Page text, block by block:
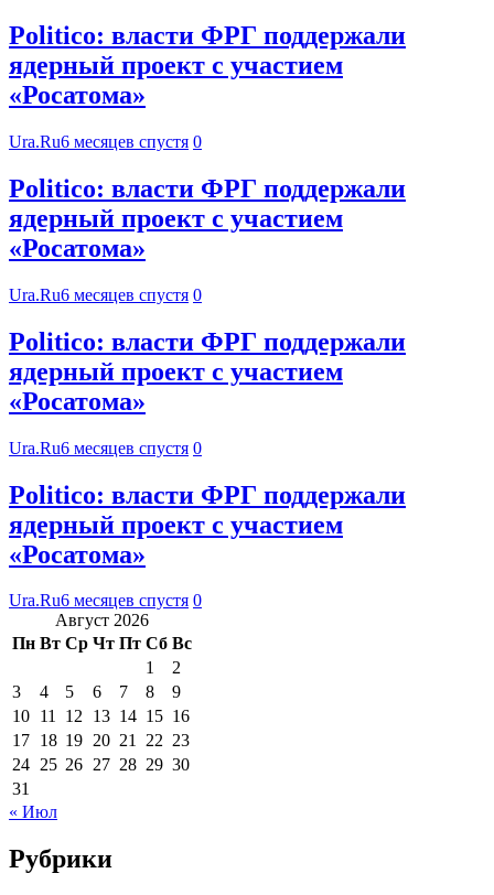
Politico: власти ФРГ поддержали
ядерный проект с участием
«Росатома»
Ura.Ru6 месяцев спустя 0
Politico: власти ФРГ поддержали
ядерный проект с участием
«Росатома»
Ura.Ru6 месяцев спустя 0
Politico: власти ФРГ поддержали
ядерный проект с участием
«Росатома»
Ura.Ru6 месяцев спустя 0
Politico: власти ФРГ поддержали
ядерный проект с участием
«Росатома»
Ura.Ru6 месяцев спустя 0
Август 2026
Пн Вт Ср Чт Пт Сб Вс
1
2
3
4 5 6 7 8
9
10 11 12 13 14 15 16
17 18 19 20 21 22 23
24 25 26 27 28 29 30
31
« Июл
Рубрики